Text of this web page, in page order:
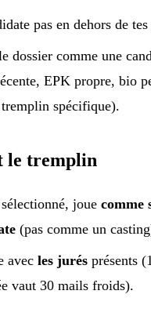
pas en dehors de
dossier comme une
EPK propre, bio
spécifique).
le tremplin
joue comme
(pas comme un
avec les jurés présents
vaut 30 mails froids).